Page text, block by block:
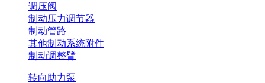
调压阀
制动压力调节器
制动管路
其他制动系统附件
制动调整臂
转向助力泵